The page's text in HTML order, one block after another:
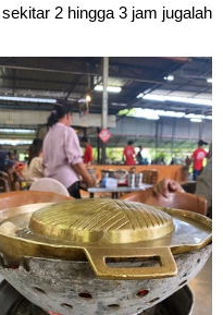
2 hingga 3 jam jugalah.